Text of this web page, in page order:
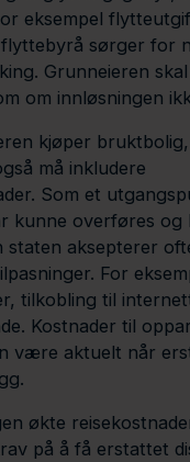
eksempel
sørger for
Grunneieren
om innløsningen
kjøper
må inkludere
Som et
kunne overføres og
staten aksepterer
For
tilkobling til
Kostnader til
være aktuelt når
økte
på å få erstattet